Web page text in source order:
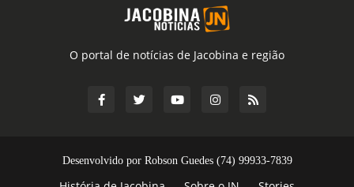
O portal de notícias de Jacobina e região
Desenvolvido por Robson Guedes (74) 99933-7839